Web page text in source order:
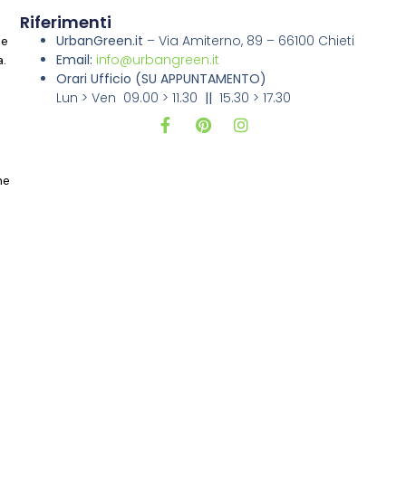
Riferimenti
UrbanGreen.it –Via Amiterno, 89 – 66100 Chieti
Email: info@urbangreen.it
Orari Ufficio (SU APPUNTAMENTO)
Lun > Ven 09.00 > 11.30 || 15.30 > 17.30